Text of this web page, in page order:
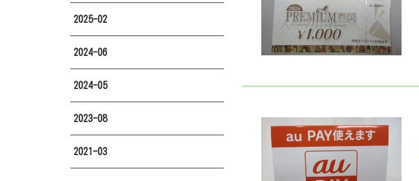
2025-02
2024-06
2024-05
2023-08
2021-03